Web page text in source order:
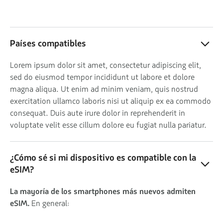
Países compatibles
Lorem ipsum dolor sit amet, consectetur adipiscing elit,
sed do eiusmod tempor incididunt ut labore et dolore
magna aliqua. Ut enim ad minim veniam, quis nostrud
exercitation ullamco laboris nisi ut aliquip ex ea commodo
consequat. Duis aute irure dolor in reprehenderit in
voluptate velit esse cillum dolore eu fugiat nulla pariatur.
¿Cómo sé si mi dispositivo es compatible con la
eSIM?
La mayoría de los smartphones más nuevos admiten
eSIM. En general: